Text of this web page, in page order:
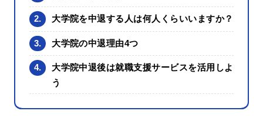
2. 大学院を中退する人は何人くらいいますか？
3. 大学院の中退理由4つ
4.
大学院中退後は就職支援サービスを活用しよ
う